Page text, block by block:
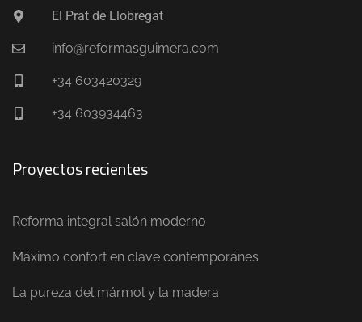
El Prat de Llobregat
info@reformasguimera.com
+34 603420329
+34 603934463
Proyectos recientes
Reforma integral salón moderno
Máximo confort en clave contemporánes
La pureza del mármol y la madera